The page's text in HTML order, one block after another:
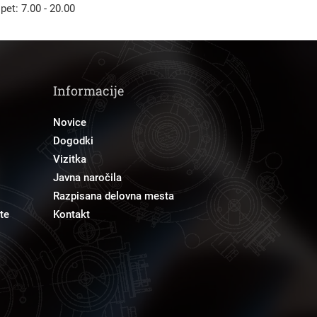
7.00 - 20.00
Informacije
Novice
Dogodki
Vizitka
Javna naročila
Razpisana delovna mesta
Kontakt